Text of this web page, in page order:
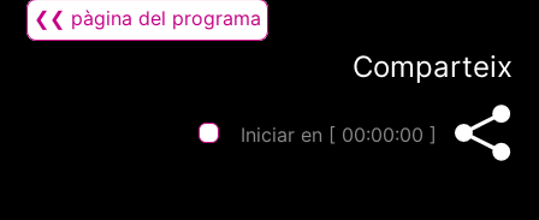
❮❮ pàgina del programa
Comparteix
Iniciar en [ 00:00:00 ]